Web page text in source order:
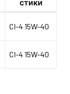
стики
CI-4 15W-40
CI-4 15W-40